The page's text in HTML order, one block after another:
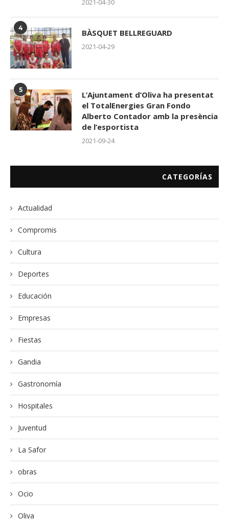
2021-04-30
4 BÀSQUET BELLREGUARD
2021-04-29
5
L’Ajuntament d’Oliva ha presentat
el TotalEnergies Gran Fondo
Alberto Contador amb la presència
de l’esportista
2021-09-24
CATEGORÍAS
Actualidad
Compromis
Cultura
Deportes
Educación
Empresas
Fiestas
Gandia
Gastronomía
Hospitales
Juventud
La Safor
obras
Ocio
Oliva